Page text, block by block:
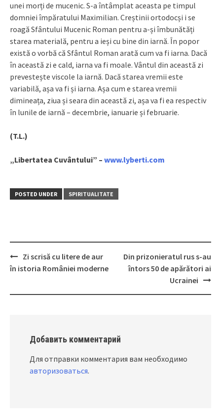
unei morți de mucenic. S-a întâmplat aceasta pe timpul
domniei împăratului Maximilian. Creștinii ortodocși i se
roagă Sfântului Mucenic Roman pentru a-și îmbunătăți
starea materială, pentru a ieși cu bine din iarnă. În popor
există o vorbă că Sfântul Roman arată cum va fi iarna. Dacă
în această zi e cald, iarna va fi moale. Vântul din această zi
prevestește viscole la iarnă. Dacă starea vremii este
variabilă, așa va fi și iarna. Așa cum e starea vremii
dimineața, ziua și seara din această zi, așa va fi ea respectiv
în lunile de iarnă – decembrie, ianuarie și februarie.
(T.L.)
„Libertatea Cuvântului” – www.lyberti.com
POSTED UNDER SPIRITUALITATE
Post
Zi scrisă cu litere de aur
în istoria României moderne
Din prizonieratul rus s-au
întors 50 de apărători ai
Ucrainei
Добавить комментарий
Для отправки комментария вам необходимо
авторизоваться.